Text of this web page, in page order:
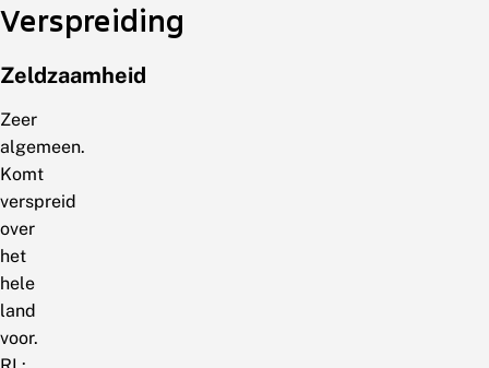
Verspreiding
Zeldzaamheid
Zeer
algemeen.
Komt
verspreid
over
het
hele
land
voor.